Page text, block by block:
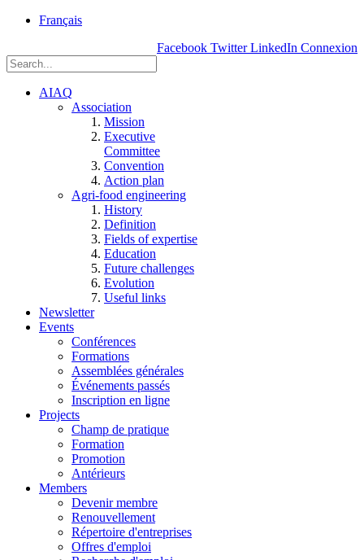
Français
Facebook Twitter LinkedIn Connexion
AIAQ
Association
Mission
Executive
Committee
Convention
Action plan
Agri-food engineering
History
Definition
Fields of expertise
Education
Future challenges
Evolution
Useful links
Newsletter
Events
Conférences
Formations
Assemblées générales
Événements passés
Inscription en ligne
Projects
Champ de pratique
Formation
Promotion
Antérieurs
Members
Devenir membre
Renouvellement
Répertoire d'entreprises
Offres d'emploi
Einstein, Québec
G1P